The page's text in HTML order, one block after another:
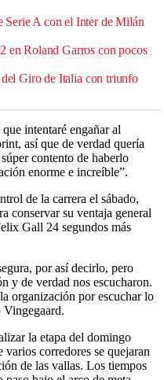
A con el Inter de Milán
en Roland Garros con pocos
Giro de Italia con triunfo
intentaré engañar al
así que de verdad quería
contento de haberlo
enorme e increíble”.
de la carrera el sábado,
conservar su ventaja general
Gall 24 segundos más
por así decirlo, pero
y de verdad nos escucharon.
organización por escuchar lo
Vingegaard.
la etapa del domingo
corredores se quejaran
de las vallas. Los tiempos